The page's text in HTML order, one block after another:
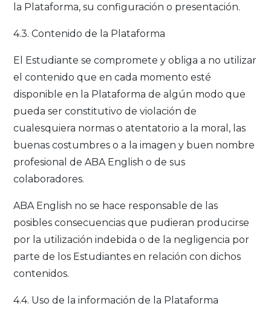
la Plataforma, su configuración o presentación.
4.3. Contenido de la Plataforma
El Estudiante se compromete y obliga a no utilizar
el contenido que en cada momento esté
disponible en la Plataforma de algún modo que
pueda ser constitutivo de violación de
cualesquiera normas o atentatorio a la moral, las
buenas costumbres o a la imagen y buen nombre
profesional de ABA English o de sus
colaboradores.
ABA English no se hace responsable de las
posibles consecuencias que pudieran producirse
por la utilización indebida o de la negligencia por
parte de los Estudiantes en relación con dichos
contenidos.
4.4. Uso de la información de la Plataforma